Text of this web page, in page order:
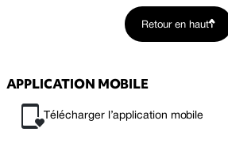
Retour en haut
APPLICATION MOBILE
Télécharger l’application mobile